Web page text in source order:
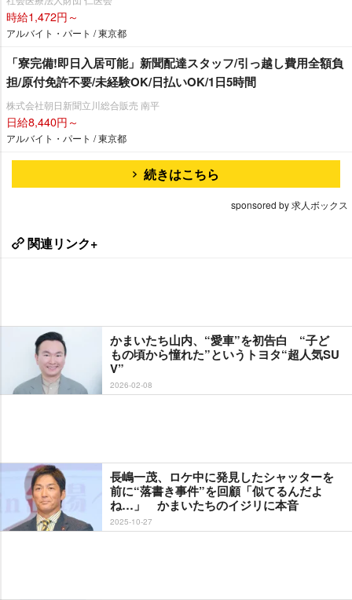
時給1,472円～
アルバイト・パート / 東京都
「寮完備!即日入居可能」新聞配達スタッフ/引っ越し費用全額負
担/原付免許不要/未経験OK/日払いOK/1日5時間
株式会社朝日新聞立川総合販売 南平
日給8,440円～
アルバイト・パート / 東京都
続きはこちら
sponsored by 求人ボックス
関連リンク+
かまいたち山内、“愛車”を初告白 “子ど
もの頃から憧れた”というトヨタ“超人気SU
V”
2026-02-08
長嶋一茂、ロケ中に発見したシャッターを
前に“落書き事件”を回顧「似てるんだよ
ね…」 かまいたちのイジリに本音
2025-10-27